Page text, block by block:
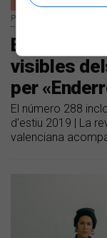
Portada de revista
El Diluvi i
visibles
per
El número 288
d'estiu 2019 | La
valenciana